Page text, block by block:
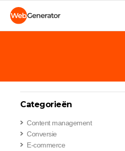
Categorieën
Content management
Conversie
E-commerce